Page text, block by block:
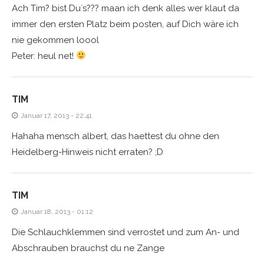
Ach Tim? bist Du´s??? maan ich denk alles wer klaut da
immer den ersten Platz beim posten, auf Dich wäre ich
nie gekommen loool
Peter: heul net!
TIM
Januar 17, 2013 - 22:41
Hahaha mensch albert, das haettest du ohne den
Heidelberg-Hinweis nicht erraten? ;D
TIM
Januar 18, 2013 - 01:12
Die Schlauchklemmen sind verrostet und zum An- und
Abschrauben brauchst du ne Zange